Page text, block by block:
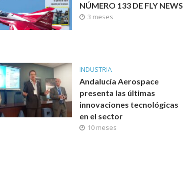
NÚMERO 133 DE FLY NEWS
3 meses
INDUSTRIA
Andalucía Aerospace
presenta las últimas
innovaciones tecnológicas
en el sector
10 meses